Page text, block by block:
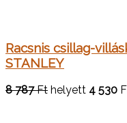
Racsnis csillag-
STANLEY
8 787 Ft helyett 4 530